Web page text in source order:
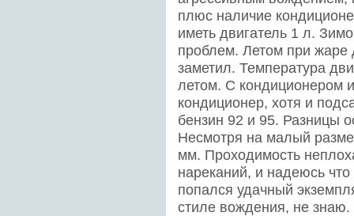
плюс наличие
иметь двигатель 1 л.
проблем. Летом при жаре
заметил. Температура
летом. С кондиционером
кондиционер, хотя и
бензин 92 и 95. Разницы
Несмотря на малый
мм. Проходимость
нареканий, и надеюсь
попался удачный
стиле вождения, не знаю.